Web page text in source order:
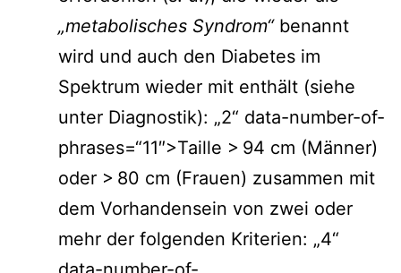
„metabolisches Syndrom“benannt
wird und auch den Diabetes im
Spektrum wieder mit enthält (siehe
unter Diagnostik): „2“ data-number-of-
phrases=“11″>Taille > 94 cm (Männer)
oder > 80 cm (Frauen) zusammen mit
dem Vorhandensein von zwei oder
mehr der folgenden Kriterien: „4“